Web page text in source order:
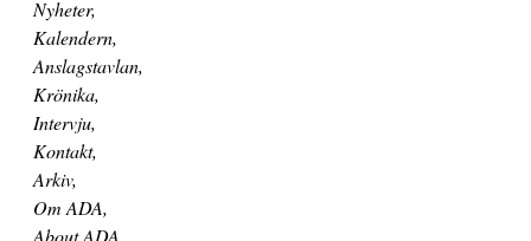
Nyheter
Kalendern
Anslagstavlan
Krönika
Intervju
Kontakt
Arkiv
Om ADA